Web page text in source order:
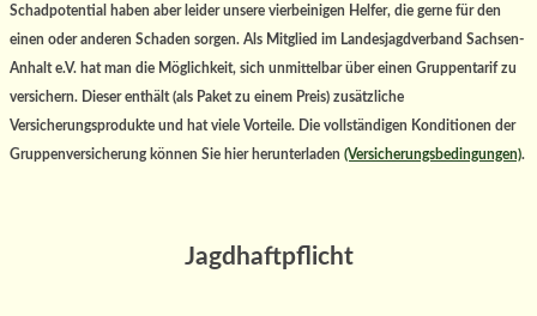
Schadpotential haben aber leider unsere vierbeinigen Helfer, die gerne für den
einen oder anderen Schaden sorgen. Als Mitglied im Landesjagdverband Sachsen-
Anhalt e.V. hat man die Möglichkeit, sich unmittelbar über einen Gruppentarif zu
versichern. Dieser enthält (als Paket zu einem Preis) zusätzliche
Versicherungsprodukte und hat viele Vorteile. Die vollständigen Konditionen der
Gruppenversicherung können Sie hier herunterladen (Versicherungsbedingungen).
Jagdhaftpflicht